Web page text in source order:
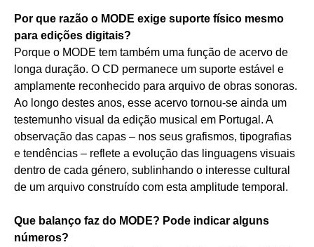
Por que razão o MODE exige suporte físico mesmo
para edições digitais?
Porque o MODE tem também uma função de acervo de
longa duração. O CD permanece um suporte estável e
amplamente reconhecido para arquivo de obras sonoras.
Ao longo destes anos, esse acervo tornou‑se ainda um
testemunho visual da edição musical em Portugal. A
observação das capas – nos seus grafismos, tipografias
e tendências – reflete a evolução das linguagens visuais
dentro de cada género, sublinhando o interesse cultural
de um arquivo construído com esta amplitude temporal.
Que balanço faz do MODE? Pode indicar alguns
números?